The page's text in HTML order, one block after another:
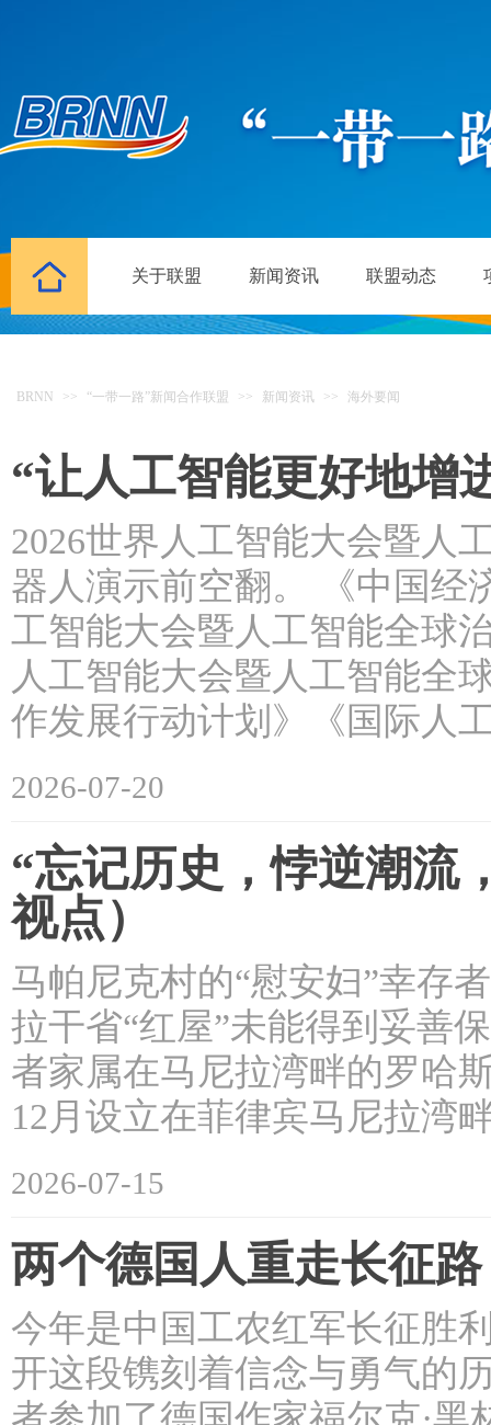
关于联盟 新闻资讯 联盟动态
BRNN >> “一带一路”新闻合作联盟 >> 新闻资讯 >> 海外要闻
“让人工智能更好地增
2026世界人工智能大会暨人
器人演示前空翻。 《中国经
工智能大会暨人工智能全球
人工智能大会暨人工智能全
作发展行动计划》《国际人
2026-07-20
“忘记历史，悖逆潮流
视点）
马帕尼克村的“慰安妇”幸存
拉干省“红屋”未能得到妥善
者家属在马尼拉湾畔的罗哈
12月设立在菲律宾马尼拉湾
2026-07-15
两个德国人重走长征
今年是中国工农红军长征胜
开这段镌刻着信念与勇气的